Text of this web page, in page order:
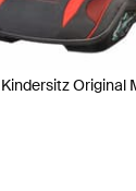
Original